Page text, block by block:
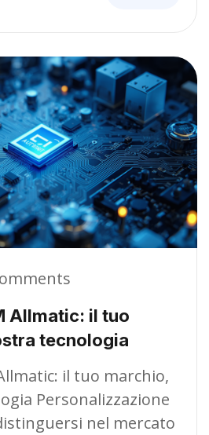
Allmatic: il tuo
tecnologia
il tuo marchio,
Personalizzazione
nel mercato